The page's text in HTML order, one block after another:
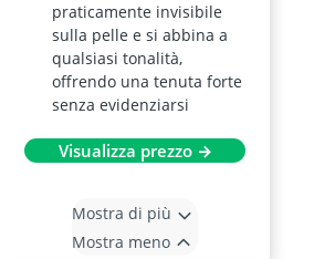
praticamente invisibile
sulla pelle e si abbina a
qualsiasi tonalità,
offrendo una tenuta forte
senza evidenziarsi
Visualizza prezzo →
Mostra di più
Mostra meno